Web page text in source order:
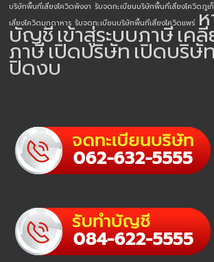
บริษัทพื้นที่เสี่ยงโควิดพังงา รับจดทะเบียนบริษัทพื้นที่เสี่ยงโควิดภูเ
เสี่ยงโควิดมุกดาหาร รับจดทะเบียนบริษัทพื้นที่เสี่ยงโควิดแพร่
บัญชีเข้าสู่ระบบภาษีเค
ภาษีเปิดบริษัทเปิดบริษั
ปิดงบ